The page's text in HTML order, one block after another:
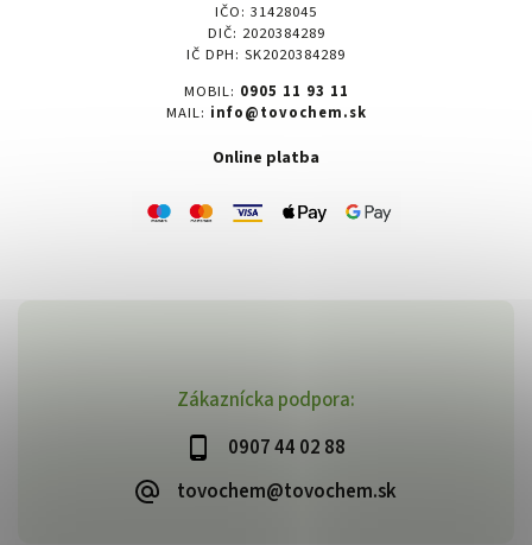
Zákaznícka podpora:
0907 44 02 88
tovochem@tovochem.sk
IČO: 31428045
DIČ: 2020384289
IČ DPH: SK2020384289
MOBIL: 0905 11 93 11
MAIL: info@tovochem.sk
Online platba